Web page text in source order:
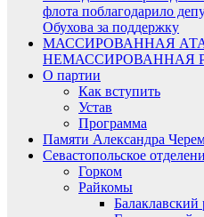
флота поблагодарило
Обухова за поддержку
МАССИРОВАННАЯ
НЕМАССИРОВАННАЯ
О партии
Как вступить
Устав
Программа
Памяти Александра
Севастопольское
Горком
Райкомы